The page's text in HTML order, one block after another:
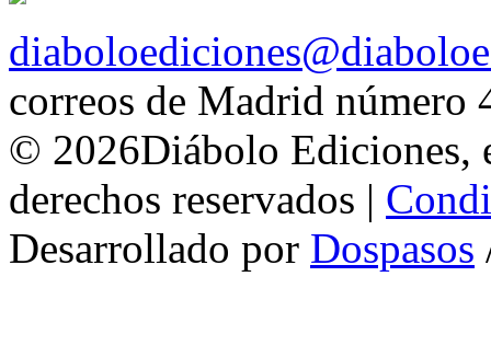
correos de Madrid número
© 2026Diábolo Ediciones,
derechos reservados |
Desarrollado por Dospasos